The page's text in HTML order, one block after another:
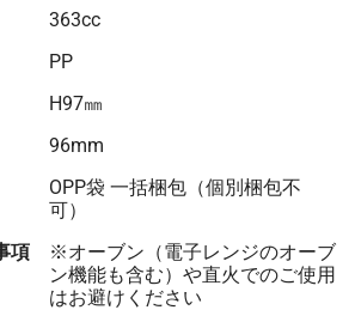
363cc
PP
H97㎜
96mm
OPP袋 一括梱包（個別梱包不
可）
項
※オーブン（電子レンジのオーブ
ン機能も含む）や直火でのご使用
はお避けください